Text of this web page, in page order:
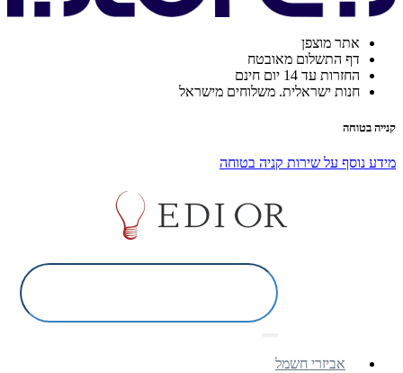
אתר מוצפן
דף התשלום מאובטח
החזרות עד 14 יום חינם
חנות ישראלית. משלוחים מישראל
קנייה בטוחה
מידע נוסף על שירות קניה בטוחה
אביזרי חשמל